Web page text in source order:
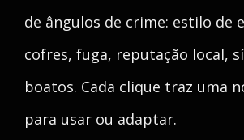
de ângulos de crime: estilo de
cofres, fuga, reputação local,
boatos. Cada clique traz uma
para usar ou adaptar.